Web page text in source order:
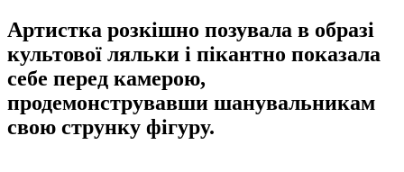
Артистка розкішно позувала в образі
культової ляльки і пікантно показала
себе перед камерою,
продемонструвавши шанувальникам
свою струнку фігуру.